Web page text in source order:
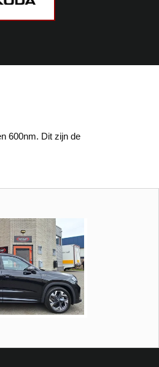
600nm. Dit zijn de